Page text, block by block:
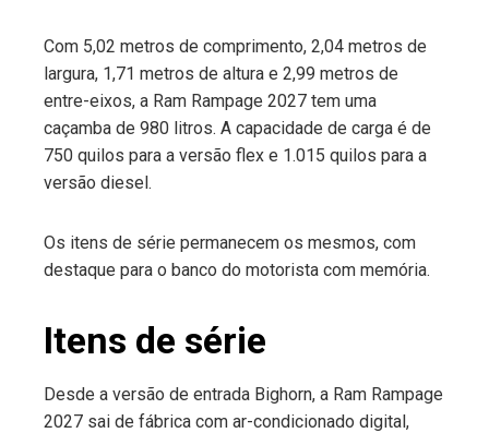
Com 5,02 metros de comprimento, 2,04 metros de
largura, 1,71 metros de altura e 2,99 metros de
entre-eixos, a Ram Rampage 2027 tem uma
caçamba de 980 litros. A capacidade de carga é de
750 quilos para a versão flex e 1.015 quilos para a
versão diesel.
Os itens de série permanecem os mesmos, com
destaque para o banco do motorista com memória.
Itens de série
Desde a versão de entrada Bighorn, a Ram Rampage
2027 sai de fábrica com ar-condicionado digital,